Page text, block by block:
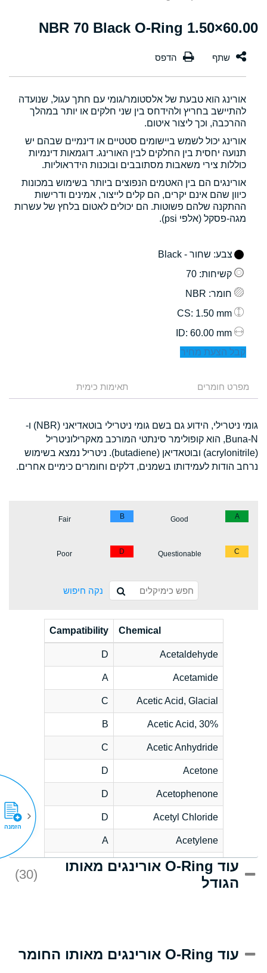
60.00×1.50 NBR 70 Black O-Ring
אורינג הוא טבעת של אלסטומר/גומי עם חתך עגול, שנועדה
להתיישב בחריץ ולהידחס בין שני חלקים או יותר במהלך
ההרכבה, וכך ליצור איטום.
אורינג יכול לשמש ביישומים סטטיים או דינמיים שבהם יש
תנועה יחסית בין החלקים לבין האורינג. דוגמאות דינמיות
כוללות צירי משאבות מסתובבים ובוכנות הידראוליות.
אורינגים הם בין האטמים הנפוצים ביותר בשימוש במכונות
כיוון שהם אינם יקרים, הם קלים לייצור, אמינים ודרישות
ההתקנה שלהם פשוטות. הם יכולים לאטום בלחץ של עשרות
מגה-פסקל (אלפי psi).
צבע: שחור - Black
קשיחות: 70
חומר: NBR
: 1.50 mm
: 60.00 mm
קבל הצעת מחיר
מפרט חומרים תאימות כימית
גומי ניטרילי, הידוע גם בשם גומי ניטרילי בוטאדיאני (NBR) ו-
Buna-N, הוא קופולימר סינתטי המורכב מאקרילוניטריל
(acrylonitrile) ובוטאדיאן (butadiene). ניטריל נמצא בשימוש
נרחב הודות לעמידותו בשמנים, דלקים וחומרים כימיים אחרים.
A
Good
B
Fair
C
Questionable
D
Poor
נקה חיפוש
Chemical
Campatibility
Acetaldehyde
D
Acetamide
A
Acetic Acid, Glacial
C
Acetic Acid, 30%
B
Acetic Anhydride
C
Acetone
D
Acetophenone
D
Acetyl Chloride
D
Acetylene
A
Acrlylonitrile
D
Adipic Acid
(Aqueous)
עוד O-Ring אורינגים מאותו
הגודל
(30)
עוד O-Ring אורינגים מאותו החומר
הזמנה